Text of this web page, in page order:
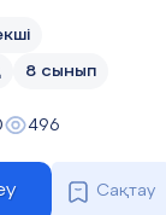
8 сынып
496
Сақтау